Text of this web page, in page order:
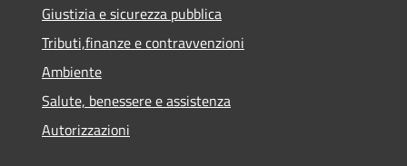
Giustizia e sicurezza pubblica
Tributi,finanze e contravvenzioni
Ambiente
Salute, benessere e assistenza
Autorizzazioni